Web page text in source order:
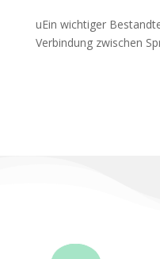
uEin wichtiger
Verbindung zwischen